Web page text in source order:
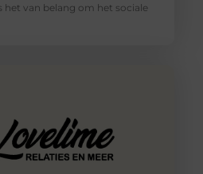
het van belang om het sociale